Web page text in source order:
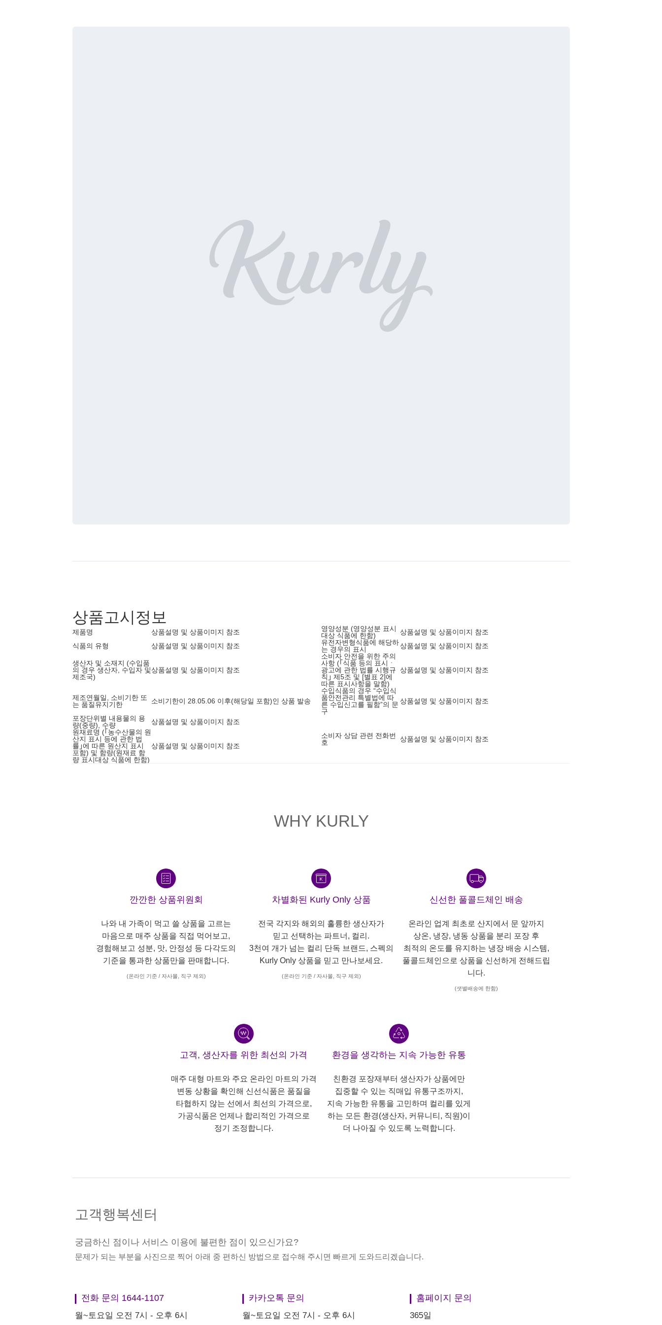
상품고시정보
제품명 상품설명 및 상품이미지 참조
영양성분 (영양성분 표시
대상 식품에 한함)
상품설명 및 상품이미지 참조
식품의 유형
상품설명 및 상품이미지 참조
유전자변형식품에 해당하
는 경우의 표시
상품설명 및 상품이미지 참조
생산자 및 소재지 (수입품
의 경우 생산자, 수입자 및
제조국)
상품설명 및 상품이미지 참조
소비자 안전을 위한 주의
사항 (｢식품 등의 표시ㆍ
광고에 관한 법률 시행규
칙｣ 제5조 및 [별표 2]에
따른 표시사항을 말함)
상품설명 및 상품이미지 참조
제조연월일, 소비기한 또
는 품질유지기한
소비기한이 28.05.06 이후(해당일 포함)인 상품 발송
수입식품의 경우 “수입식
품안전관리 특별법에 따
른 수입신고를 필함”의 문
구
상품설명 및 상품이미지 참조
포장단위별 내용물의 용
량(중량), 수량
상품설명 및 상품이미지 참조
소비자 상담 관련 전화번
호
상품설명 및 상품이미지 참조
원재료명 (｢농수산물의 원
산지 표시 등에 관한 법
률｣에 따른 원산지 표시
포함) 및 함량(원재료 함
량 표시대상 식품에 한함)
상품설명 및 상품이미지 참조
WHY KURLY
깐깐한 상품위원회
나와 내 가족이 먹고 쓸 상품을 고르는
마음으로 매주 상품을 직접 먹어보고,
경험해보고 성분, 맛, 안정성 등 다각도의
기준을 통과한 상품만을 판매합니다.
(온라인 기준 / 자사몰, 직구 제외)
차별화된 Kurly Only 상품
전국 각지와 해외의 훌륭한 생산자가
믿고 선택하는 파트너, 컬리.
3천여 개가 넘는 컬리 단독 브랜드, 스펙의
Kurly Only 상품을 믿고 만나보세요.
(온라인 기준 / 자사몰, 직구 제외)
신선한 풀콜드체인 배송
온라인 업계 최초로 산지에서 문 앞까지
상온, 냉장, 냉동 상품을 분리 포장 후
최적의 온도를 유지하는 냉장 배송 시스템,
풀콜드체인으로 상품을 신선하게 전해드립
니다.
(샛별배송에 한함)
고객, 생산자를 위한 최선의 가격
매주 대형 마트와 주요 온라인 마트의 가격
변동 상황을 확인해 신선식품은 품질을
타협하지 않는 선에서 최선의 가격으로,
가공식품은 언제나 합리적인 가격으로
정기 조정합니다.
환경을 생각하는 지속 가능한 유통
친환경 포장재부터 생산자가 상품에만
집중할 수 있는 직매입 유통구조까지,
지속 가능한 유통을 고민하며 컬리를 있게
하는 모든 환경(생산자, 커뮤니티, 직원)이
더 나아질 수 있도록 노력합니다.
고객행복센터
궁금하신 점이나 서비스 이용에 불편한 점이 있으신가요?
문제가 되는 부분을 사진으로 찍어 아래 중 편하신 방법으로 접수해 주시면 빠르게 도와드리겠습니다.
전화 문의 1644-1107
월~토요일 오전 7시 - 오후 6시
카카오톡 문의
월~토요일 오전 7시 - 오후 6시
홈페이지 문의
365일